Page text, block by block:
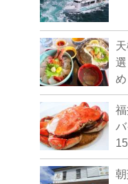
め